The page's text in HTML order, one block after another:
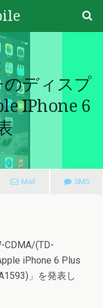
ディスプ
IPhone 6
Mail SMS
CDMA/(TD-
iPhone 6 Plus
」を発表し